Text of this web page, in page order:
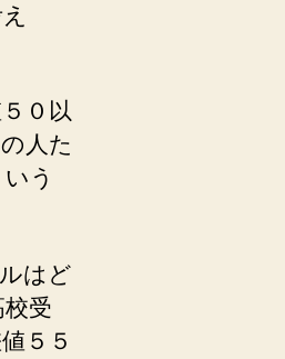
０以
人た
う
はど
受
５５